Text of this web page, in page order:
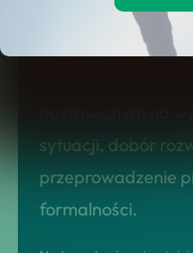
upadłość
bedzin – oferta dla
sytuacji, dobór
przeprowadzenie
formalności.